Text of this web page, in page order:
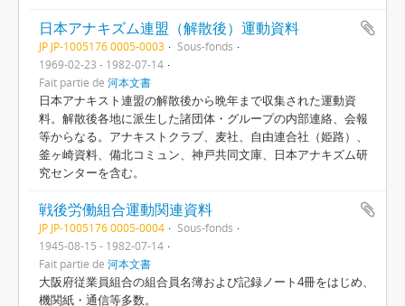
日本アナキズム連盟（解散後）運動資料
JP JP-1005176 0005-0003
Sous-fonds
1969-02-23 - 1982-07-14
Fait partie de 河本文書
日本アナキスト連盟の解散後から晩年まで収集された運動資
料。解散後各地に派生した諸団体・グループの内部連絡、会報
等からなる。アナキストクラブ、麦社、自由連合社（姫路）、
釜ヶ崎資料、備北コミュン、神戸共同文庫、日本アナキズム研
究センターを含む。
戦後労働組合運動関連資料
JP JP-1005176 0005-0004
Sous-fonds
1945-08-15 - 1982-07-14
Fait partie de 河本文書
大阪府従業員組合の組合員名簿および記録ノート4冊をはじめ、
機関紙・通信等多数。